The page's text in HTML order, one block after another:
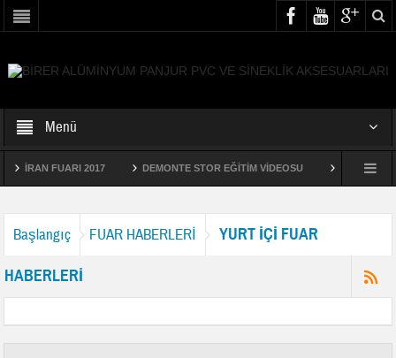
Menü
İRAN FUARI 2017 DEMONTE STOR EĞİTİM VİDEOSU BİRER 2012
Başlangıç FUAR HABERLERİ YURT İÇİ FUAR
HABERLERİ